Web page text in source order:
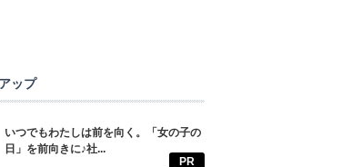
ップ
いつでもわたしは前を向く。「女の子の
日」を前向きに♪社...
PR